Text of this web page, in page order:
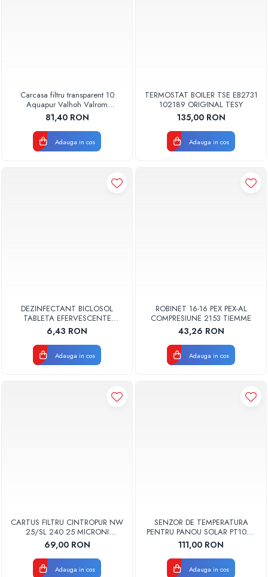
Carcasa filtru transparent 10
Aquapur Valhoh Valrom
AQUA00110001032
81,40 RON
Adauga in cos
TERMOSTAT BOILER TSE EB2731
102189 ORIGINAL TESY
135,00 RON
Adauga in cos
DEZINFECTANT BICLOSOL
TABLETA EFERVESCENTE
CLORAMINA TABLETA CLOR 10
BUC
6,43 RON
Adauga in cos
ROBINET 16-16 PEX PEX-AL
COMPRESIUNE 2153 TIEMME
43,26 RON
Adauga in cos
CARTUS FILTRU CINTROPUR NW
25/SL 240 25 MICRONI
MANSOANE FILTRARE SET 5BUC
69,00 RON
Adauga in cos
SENZOR DE TEMPERATURA
PENTRU PANOU SOLAR PT1000
1,5M
111,00 RON
Adauga in cos